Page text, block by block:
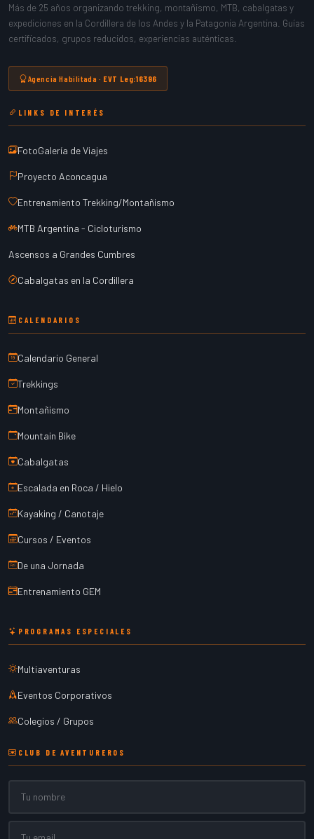
Más de 25 años organizando trekking, montañismo, MTB, cabalgatas y
expediciones en la Cordillera de los Andes y la Patagonia Argentina. Guías
certificados, grupos reducidos, experiencias auténticas.
Agencia Habilitada · EVT Leg:16396
LINKS DE INTERÉS
FotoGalería de Viajes
Proyecto Aconcagua
Entrenamiento Trekking/Montañismo
MTB Argentina - Cicloturismo
Ascensos a Grandes Cumbres
Cabalgatas en la Cordillera
CALENDARIOS
Calendario General
Trekkings
Montañismo
Mountain Bike
Cabalgatas
Escalada en Roca / Hielo
Kayaking / Canotaje
Cursos / Eventos
De una Jornada
Entrenamiento GEM
PROGRAMAS ESPECIALES
Multiaventuras
Eventos Corporativos
Colegios / Grupos
CLUB DE AVENTUREROS